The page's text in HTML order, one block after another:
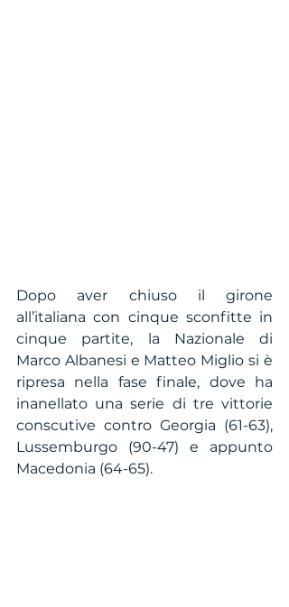
Dopo aver chiuso il girone
all’italiana con cinque sconfitte in
cinque partite, la Nazionale di
Marco Albanesi e Matteo Miglio si è
ripresa nella fase finale, dove ha
inanellato una serie di tre vittorie
conscutive contro Georgia (61-63),
Lussemburgo (90-47) e appunto
Macedonia (64-65).